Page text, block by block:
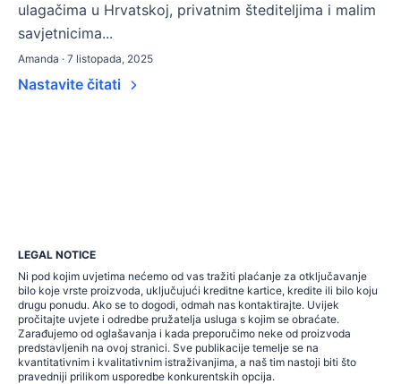
ulagačima u Hrvatskoj, privatnim štediteljima i malim
savjetnicima...
Amanda · 7 listopada, 2025
Nastavite čitati
LEGAL NOTICE
Ni pod kojim uvjetima nećemo od vas tražiti plaćanje za otključavanje
bilo koje vrste proizvoda, uključujući kreditne kartice, kredite ili bilo koju
drugu ponudu. Ako se to dogodi, odmah nas kontaktirajte. Uvijek
pročitajte uvjete i odredbe pružatelja usluga s kojim se obraćate.
Zarađujemo od oglašavanja i kada preporučimo neke od proizvoda
predstavljenih na ovoj stranici. Sve publikacije temelje se na
kvantitativnim i kvalitativnim istraživanjima, a naš tim nastoji biti što
pravedniji prilikom usporedbe konkurentskih opcija.